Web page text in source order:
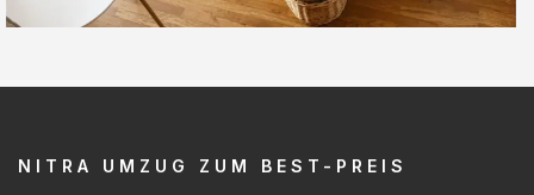
NITRA UMZUG ZUM BEST-PREIS